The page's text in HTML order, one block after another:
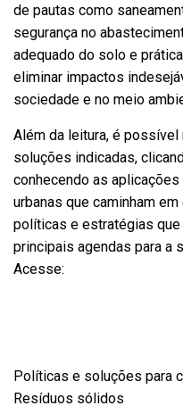
de pautas como
segurança no
adequado do solo e
eliminar impactos
sociedade e no meio
Além da leitura, é possível
soluções indicadas,
conhecendo as
urbanas que caminham
políticas e estratégias
principais agendas para a
Acesse:
Políticas e soluções para
Resíduos sólidos